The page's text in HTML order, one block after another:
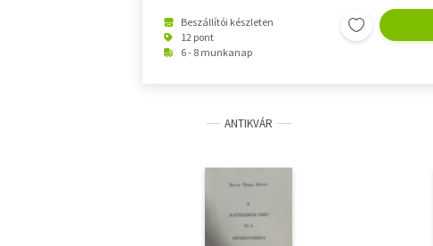
Beszállítói készleten
12 pont
6 - 8 munkanap
ANTIKVÁR